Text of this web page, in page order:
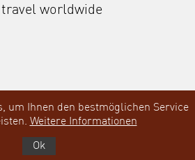
worldwide
auf ProvenExpert.com
um Ihnen den bestmöglichen Service
Weitere Informationen
Ok